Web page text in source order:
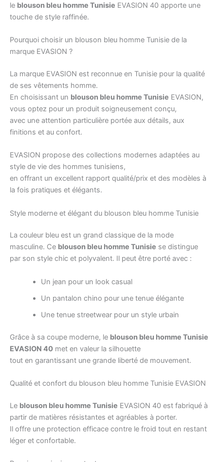
le blouson bleu homme Tunisie EVASION 40 apporte une
touche de style raffinée.
Pourquoi choisir un blouson bleu homme Tunisie de la
marque EVASION ?
La marque EVASION est reconnue en Tunisie pour la qualité
de ses vêtements homme.
En choisissant un blouson bleu homme Tunisie EVASION,
vous optez pour un produit soigneusement conçu,
avec une attention particulière portée aux détails, aux
finitions et au confort.
EVASION propose des collections modernes adaptées au
style de vie des hommes tunisiens,
en offrant un excellent rapport qualité/prix et des modèles à
la fois pratiques et élégants.
Style moderne et élégant du blouson bleu homme Tunisie
La couleur bleu est un grand classique de la mode
masculine. Ce blouson bleu homme Tunisie se distingue
par son style chic et polyvalent. Il peut être porté avec :
Un jean pour un look casual
Un pantalon chino pour une tenue élégante
Une tenue streetwear pour un style urbain
Grâce à sa coupe moderne, le blouson bleu homme Tunisie
EVASION 40 met en valeur la silhouette
tout en garantissant une grande liberté de mouvement.
Qualité et confort du blouson bleu homme Tunisie EVASION
Le blouson bleu homme Tunisie EVASION 40 est fabriqué à
partir de matières résistantes et agréables à porter.
Il offre une protection efficace contre le froid tout en restant
léger et confortable.